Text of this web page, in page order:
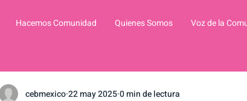
Hacemos Comunidad Quienes Somos Voz de la
cebmexico22 may 20250 min de lectura